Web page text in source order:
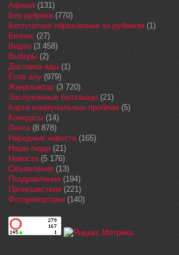
Афиша(131)
Без рубрики (770)
Бесплатное образование за рубежом (1)
Бизнес (27)
Видео (3 458)
Выборы (2)
Доставка еды (1)
Еске алу (979)
Жаңалықтар (3 720)
Заслуженные балхашцы (21)
Карта коммунальных проблем (5)
Конкурсы (14)
Лента(8 878)
Народные новости (165)
Наши люди (21)
Новости (5 176)
Объявления (13)
Поздравления (194)
Происшествия (221)
Фоторепортажи (140)